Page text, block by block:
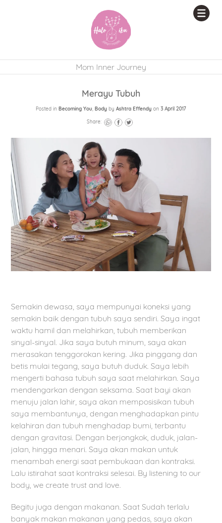
Mom Inner Journey
Merayu Tubuh
Posted inBecoming You,Body byAshtra Effendy on3 April 2017
Share:
Semakin dewasa, saya mempunyai koneksi yang
semakin baik dengan tubuh saya sendiri. Saya ingat
waktu hamil dan melahirkan, tubuh memberikan
sinyal-sinyal. Jika saya butuh minum, saya akan
merasakan tenggorokan kering. Jika pinggang dan
betis mulai tegang, saya butuh duduk. Saya lebih
mengerti bahasa tubuh saya saat melahirkan. Saya
mendengarkan dengan seksama. Saat bayi akan
menuju jalan lahir, saya akan memposisikan tubuh
saya membantunya, dengan menghadapkan pintu
kelahiran dan tubuh menghadap bumi, terbantu
dengan gravitasi. Dengan berjongkok, duduk, jalan-
jalan, hingga menari. Saya akan makan untuk
menambah energi saat pembukaan dan kontraksi.
Lalu istirahat saat kontraksi selesai. By listening to our
body, we create trust and love.
Begitu juga dengan makanan. Saat Sudah terlalu
banyak makan makanan yang pedas, saya akan